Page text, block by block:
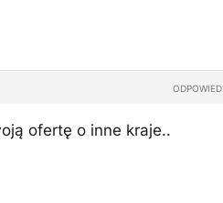
ofertę o inne kraje..